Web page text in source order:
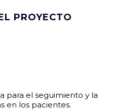
PROYECTO
para el seguimiento y la
en los pacientes.